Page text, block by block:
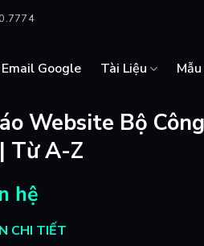
Email Google Tài Liệu
Website Bộ
Từ A-Z
hệ
CHI TIẾT